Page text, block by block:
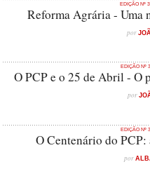
EDIÇÃO Nº
Reforma Agrária - Uma
por
EDIÇÃO Nº
O PCP e o 25 de Abril - O
por
EDIÇÃO Nº
O Centenário do
por